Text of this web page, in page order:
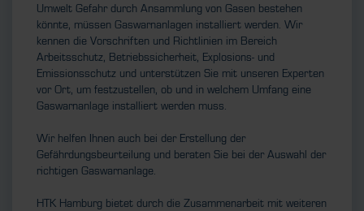
Umwelt Gefahr durch Ansammlung von Gasen bestehen
könnte, müssen Gaswarnanlagen installiert werden. Wir
kennen die Vorschriften und Richtlinien im Bereich
Arbeitsschutz, Betriebssicherheit, Explosions- und
Emissionsschutz und unterstützen Sie mit unseren Experten
vor Ort, um festzustellen, ob und in welchem Umfang eine
Gaswarnanlage installiert werden muss.
Wir helfen Ihnen auch bei der Erstellung der
Gefährdungsbeurteilung und beraten Sie bei der Auswahl der
richtigen Gaswarnanlage.
HTK Hamburg bietet durch die Zusammenarbeit mit weiteren